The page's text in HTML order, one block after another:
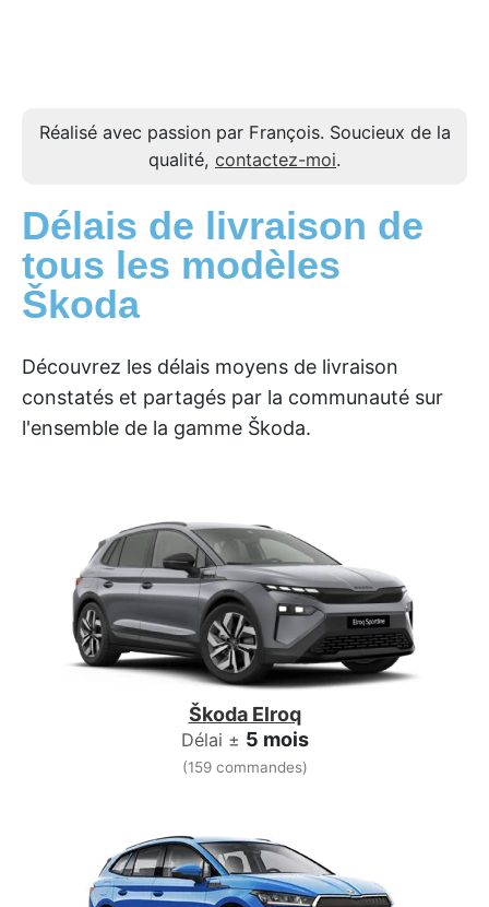
Réalisé avec passion par François. Soucieux de la
qualité, contactez-moi.
Délais de livraison de
tous les modèles
Škoda
Découvrez les délais moyens de livraison
constatés et partagés par la communauté sur
l'ensemble de la gamme Škoda.
Škoda Elroq
Délai ± 5 mois
(159 commandes)